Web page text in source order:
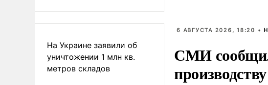
На Украине заявили об
уничтожении 1 млн кв.
метров складов
6 АВГУСТА 2026, 18:20 •
СМИ